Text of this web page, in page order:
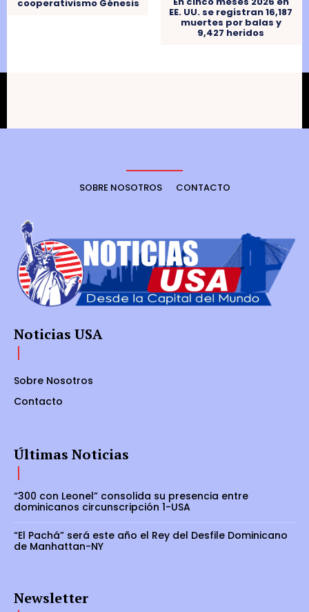
cooperativismo Génesis
EE. UU. se registran 16,187
muertes por balas y
9,427 heridos
SOBRE NOSOTROS CONTACTO
Noticias USA
Sobre Nosotros
Contacto
Últimas Noticias
“300 con Leonel” consolida su presencia entre
dominicanos circunscripción 1-USA
“El Pachá” será este año el Rey del Desfile Dominicano
de Manhattan-NY
Newsletter